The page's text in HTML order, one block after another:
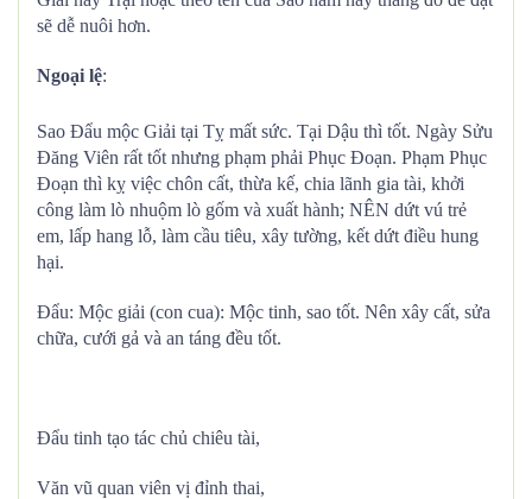
sẽ dễ nuôi hơn.
Ngoại lệ:
Sao Đẩu mộc Giải tại Tỵ mất sức. Tại Dậu thì tốt. Ngày Sửu
Đăng Viên rất tốt nhưng phạm phải Phục Đoạn. Phạm Phục
Đoạn thì kỵ việc chôn cất, thừa kế, chia lãnh gia tài, khởi
công làm lò nhuộm lò gốm và xuất hành; NÊN dứt vú trẻ
em, lấp hang lỗ, làm cầu tiêu, xây tường, kết dứt điều hung
hại.
Đẩu: Mộc giải (con cua): Mộc tinh, sao tốt. Nên xây cất, sửa
chữa, cưới gả và an táng đều tốt.
Đẩu tinh tạo tác chủ chiêu tài,
Văn vũ quan viên vị đỉnh thai,